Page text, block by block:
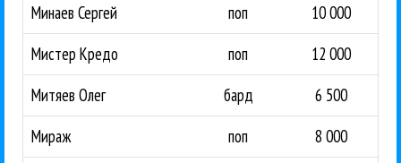
Минаев Сергей
поп
10 000
Мистер Кредо
поп
12 000
Митяев Олег
бард
6 500
Мираж
поп
8 000